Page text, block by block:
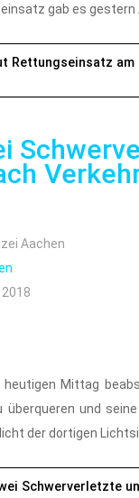
gab es
Rettungseinsatz
Aachen
heutigen Mittag
überqueren und
der dortigen
Schwerverletzte